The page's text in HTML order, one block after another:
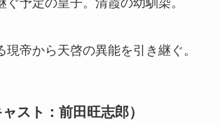
ぐ予定の皇子。清霞の幼馴染。
現帝から天啓の異能を引き継ぐ。
スト：前田旺志郎）